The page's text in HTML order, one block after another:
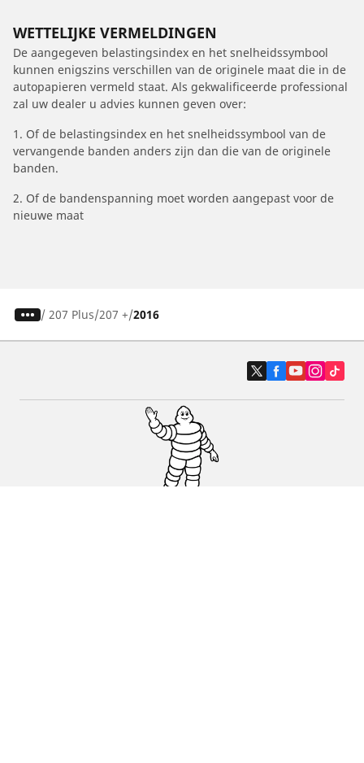
WETTELIJKE VERMELDINGEN
De aangegeven belastingsindex en het snelheidssymbool
kunnen enigszins verschillen van de originele maat die in de
autopapieren vermeld staat. Als gekwalificeerde professional
zal uw dealer u advies kunnen geven over:
1. Of de belastingsindex en het snelheidssymbool van de
vervangende banden anders zijn dan die van de originele
banden.
2. Of de bandenspanning moet worden aangepast voor de
nieuwe maat
/ 207 Plus 207 + 2016